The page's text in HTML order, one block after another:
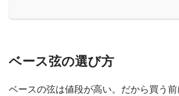
ベース弦の選び方
ベースの弦は値段が高い。だから買う